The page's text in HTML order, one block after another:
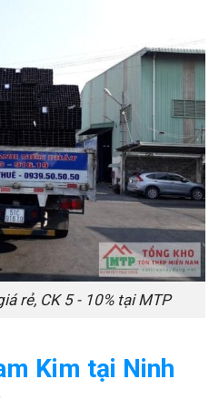
rẻ, CK 5 - 10% tại MTP
Kim tại Ninh